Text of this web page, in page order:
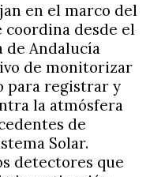
en el marco del
coordina desde el
Andalucía
de monitorizar
para registrar y
la atmósfera
de
Solar.
detectores que